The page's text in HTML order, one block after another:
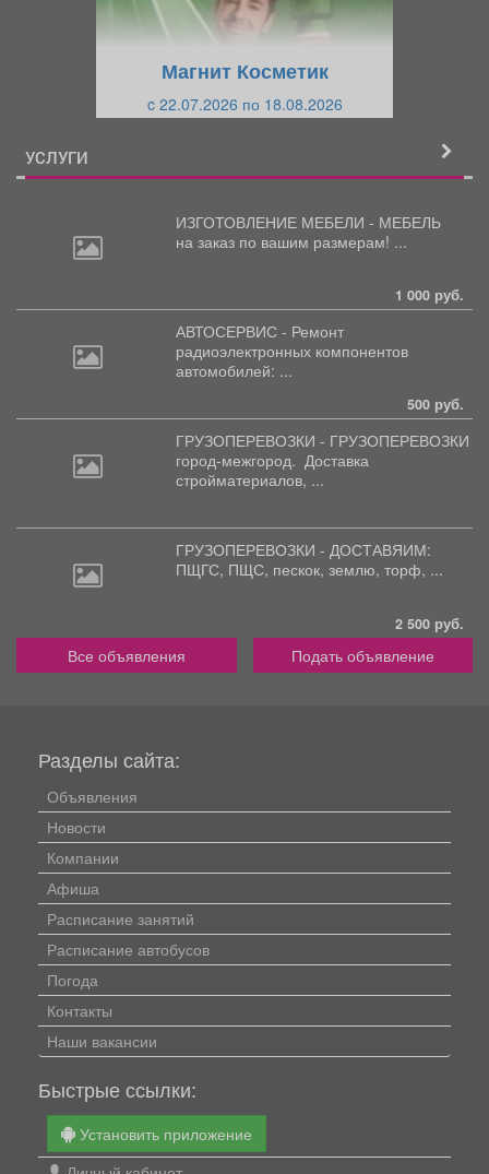
Магнит Косметик
c 22.07.2026 по 18.08.2026
УСЛУГИ
ИЗГОТОВЛЕНИЕ МЕБЕЛИ - МЕБЕЛЬ
на заказ по вашим размерам! ...
1 000 руб.
АВТОСЕРВИС - Ремонт
радиоэлектронных компонентов
автомобилей: ...
500 руб.
ГРУЗОПЕРЕВОЗКИ - ГРУЗОПЕРЕВОЗКИ
город-межгород. Доставка
стройматериалов, ...
ГРУЗОПЕРЕВОЗКИ - ДОСТАВЯИМ:
ПЩГС, ПЩС, пескок, землю, торф, ...
2 500 руб.
Все объявления Подать объявление
Разделы сайта:
Объявления
Новости
Компании
Афиша
Расписание занятий
Расписание автобусов
Погода
Контакты
Наши вакансии
Быстрые ссылки:
Установить приложение